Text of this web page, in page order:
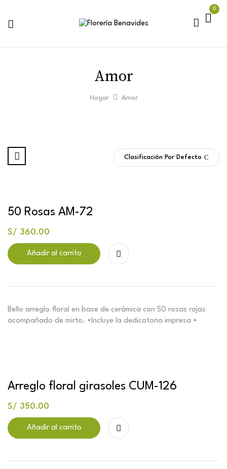
0
Amor
Hogar Amor
Clasificación Por Defecto
50 Rosas AM-72
S/ 360.00
Añadir al carrito
Bello arreglo floral en base de cerámica con 50 rosas rojas
acompañado de mirto. •Incluye la dedicatoria impresa •
Arreglo floral girasoles CUM-126
S/ 350.00
Añadir al carrito